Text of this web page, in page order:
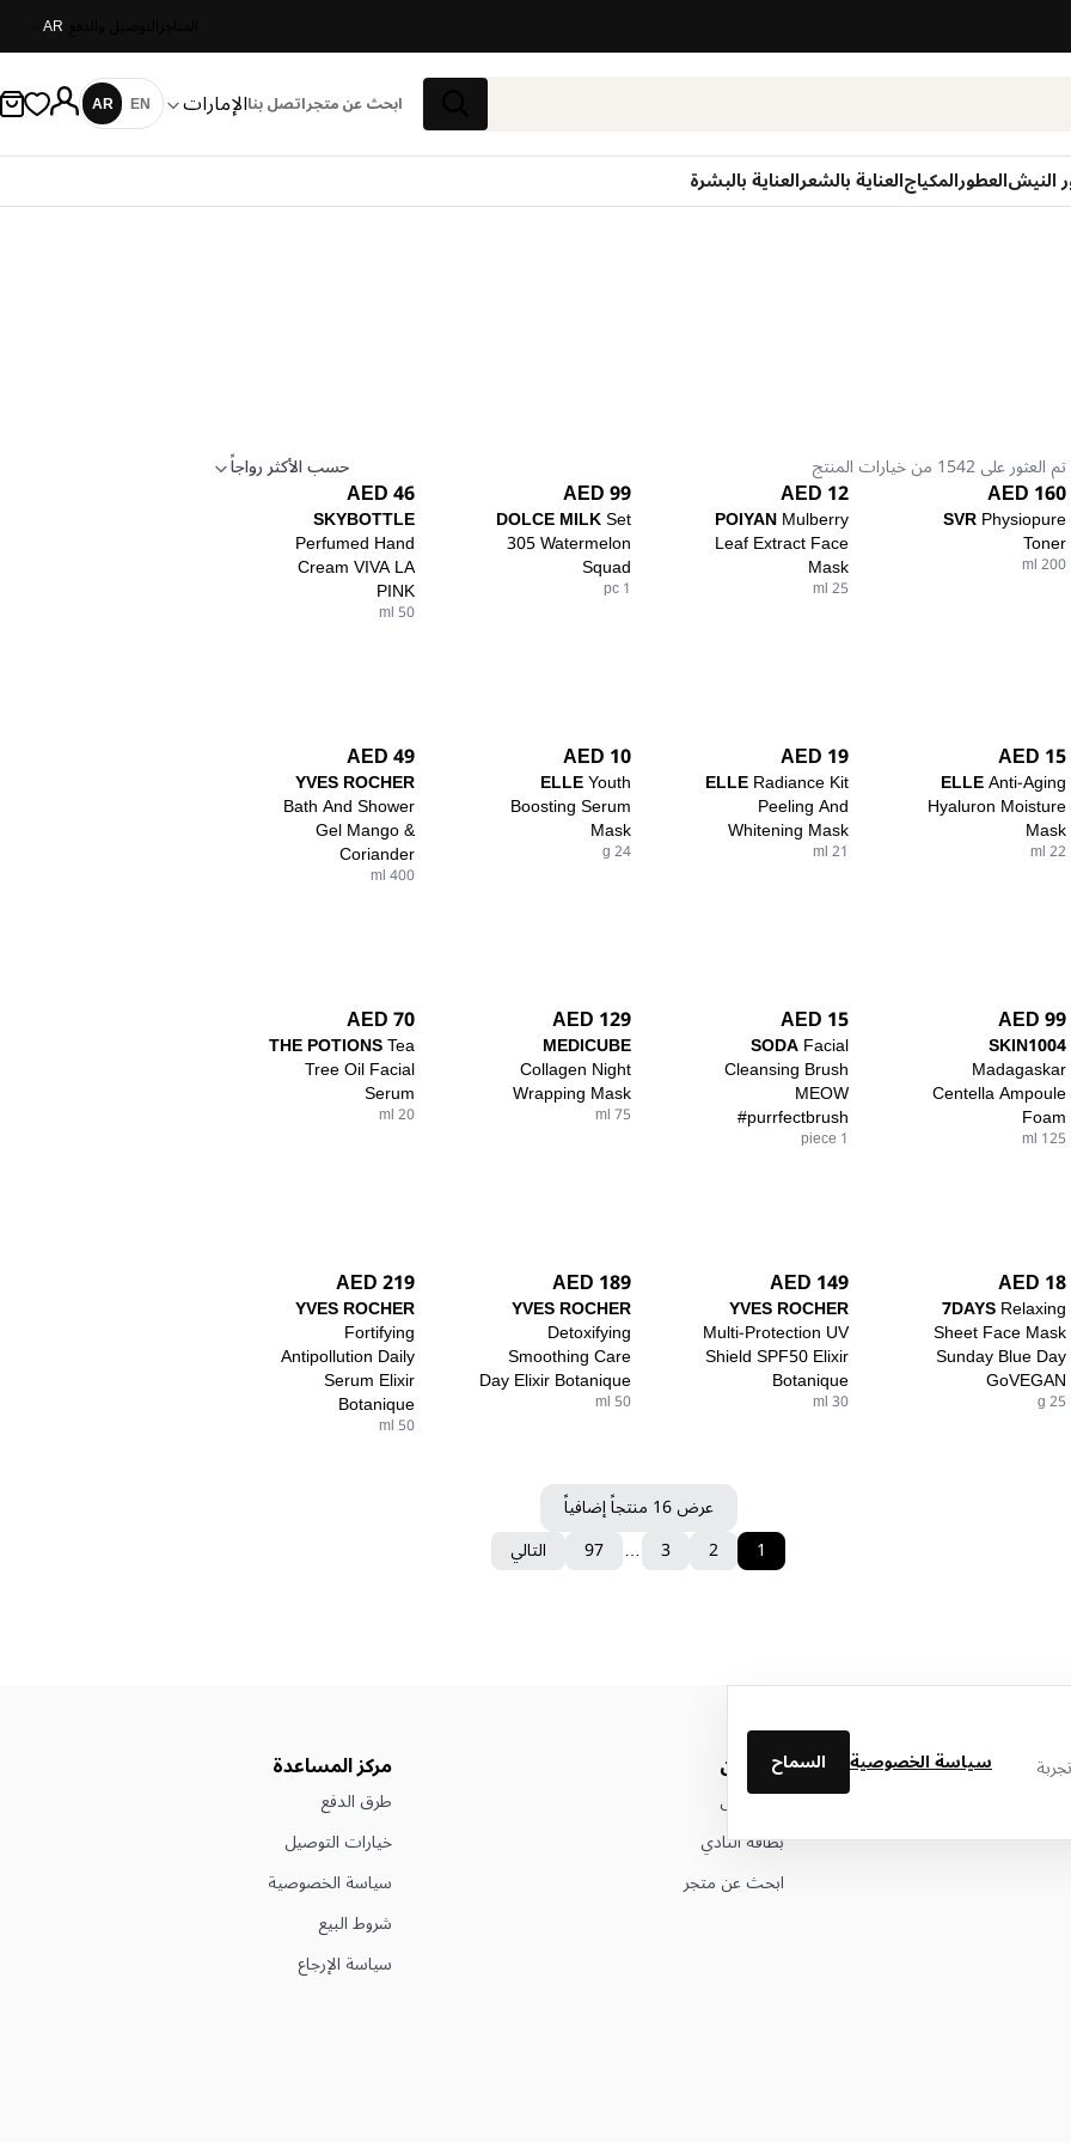
AR
بحث
ابحث عن متجراتصل بناالإمارات اللغة
EN
AR
النيشالعطورالمكياجالعناية بالشعرالعناية بالبشرة
تم العثور على 1542 من خيارات المنتج حسب الأكثر رواجاً
تطبيق الترتيب 160 AED
SVRPhysiopure
Toner
200 ml
12 AED
POIYANMulberry
Leaf Extract Face
Mask
25 ml
99 AED
DOLCE MILKSet
305 Watermelon
Squad
1 pc
46 AED
SKYBOTTLE
Perfumed Hand
Cream VIVA LA
PINK
50 ml
15 AED
ELLEAnti-Aging
Hyaluron Moisture
Mask
22 ml
19 AED
ELLERadiance Kit
Peeling And
Whitening Mask
21 ml
10 AED
ELLEYouth
Boosting Serum
Mask
24 g
49 AED
YVES ROCHER
Bath And Shower
Gel Mango &
Coriander
400 ml
99 AED
SKIN1004
Madagaskar
Centella Ampoule
Foam
125 ml
15 AED
SODAFacial
Cleansing Brush
MEOW
#purrfectbrush
1 piece
129 AED
MEDICUBE
Collagen Night
Wrapping Mask
75 ml
70 AED
THE POTIONSTea
Tree Oil Facial
Serum
20 ml
18 AED
7DAYSRelaxing
Sheet Face Mask
Sunday Blue Day
GoVEGAN
25 g
149 AED
YVES ROCHER
Multi-Protection UV
Shield SPF50 Elixir
Botanique
30 ml
189 AED
YVES ROCHER
Detoxifying
Smoothing Care
Day Elixir Botanique
50 ml
219 AED
YVES ROCHER
Fortifying
Antipollution Daily
Serum Elixir
Botanique
50 ml
عرض 16 منتجاً إضافياً
1
2
3
…
97 التالي
سياسة الخصوصية السماحمن نحن
عن ليتوال
بطاقة النادي
ابحث عن متجر
مركز المساعدة
طرق الدفع
خيارات التوصيل
سياسة الخصوصية
شروط البيع
سياسة الإرجاع